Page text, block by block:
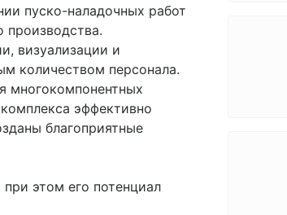
пуско-наладочных работ
производства.
визуализации и
количеством персонала.
многокомпонентных
эффективно
благоприятные
этом его потенциал